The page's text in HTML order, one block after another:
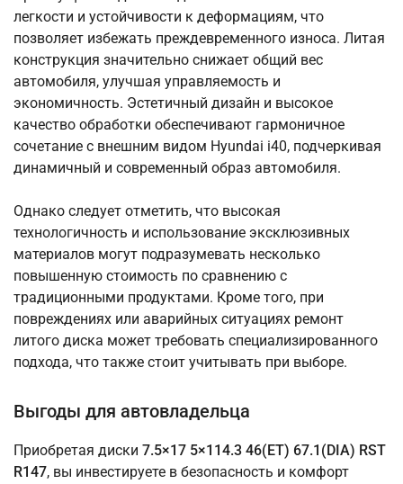
легкости и устойчивости к деформациям, что
позволяет избежать преждевременного износа. Литая
конструкция значительно снижает общий вес
автомобиля, улучшая управляемость и
экономичность. Эстетичный дизайн и высокое
качество обработки обеспечивают гармоничное
сочетание с внешним видом Hyundai i40, подчеркивая
динамичный и современный образ автомобиля.
Однако следует отметить, что высокая
технологичность и использование эксклюзивных
материалов могут подразумевать несколько
повышенную стоимость по сравнению с
традиционными продуктами. Кроме того, при
повреждениях или аварийных ситуациях ремонт
литого диска может требовать специализированного
подхода, что также стоит учитывать при выборе.
Выгоды для автовладельца
Приобретая диски 7.5×17 5×114.3 46(ET) 67.1(DIA) RST
R147, вы инвестируете в безопасность и комфорт